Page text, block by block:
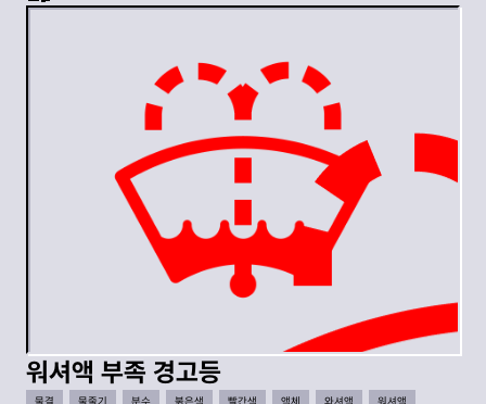
워셔액 부족 경고등
물결 물줄기 분수 붉은색 빨간색 액체 와셔액 워셔액